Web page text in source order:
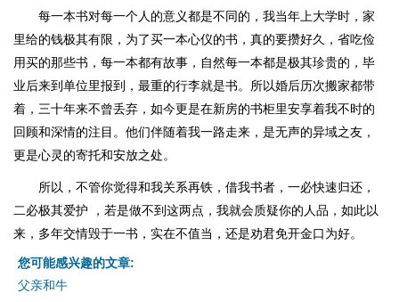
每一本书对每一个人的意义都是不同的，我当年上大学时，家
里给的钱极其有限，为了买一本心仪的书，真的要攒好久，省吃俭
用买的那些书，每一本都有故事，自然每一本都是极其珍贵的，毕
业后来到单位里报到，最重的行李就是书。所以婚后历次搬家都带
着，三十年来不曾丢弃，如今更是在新房的书柜里安享着我不时的
回顾和深情的注目。他们伴随着我一路走来，是无声的异域之友，
更是心灵的寄托和安放之处。
所以，不管你觉得和我关系再铁，借我书者，一必快速归还，
二必极其爱护 ，若是做不到这两点，我就会质疑你的人品，如此以
来，多年交情毁于一书，实在不值当，还是劝君免开金口为好。
您可能感兴趣的文章:
父亲和牛